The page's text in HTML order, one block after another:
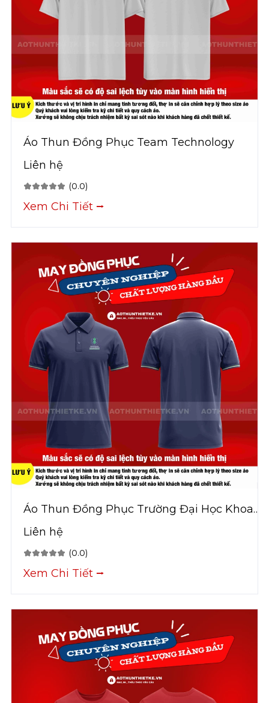
Áo Thun Đồng Phục Team Technology
Liên hệ
(0.0)
Xem Chi Tiết ⭢
Áo Thun Đồng Phục Trường Đại Học Khoa
Học Sức Khỏe
Liên hệ
(0.0)
Xem Chi Tiết ⭢